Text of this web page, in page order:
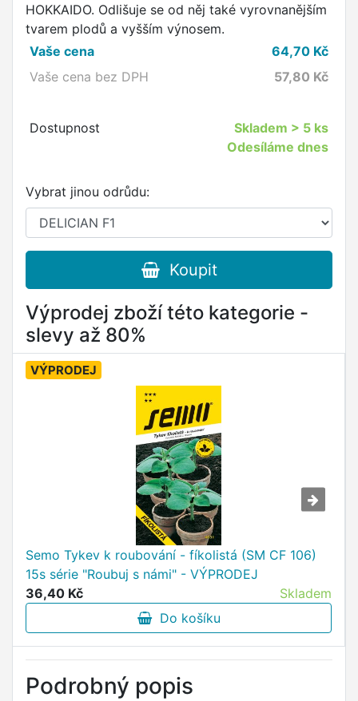
HOKKAIDO. Odlišuje se od něj také vyrovnanějším
tvarem plodů a vyšším výnosem.
Vaše cena
64,70 Kč
Vaše cena bez DPH
57,80 Kč
Dostupnost Skladem > 5 ks
Odesíláme dnes
Vybrat jinou odrůdu:
Koupit
Výprodej zboží této kategorie -
slevy až 80%
VÝPRODEJ
Semo Tykev k roubování - fíkolistá (SM CF 106)
15s série "Roubuj s námi" - VÝPRODEJ
36,40 Kč
Skladem
Do košíku
Podrobný popis